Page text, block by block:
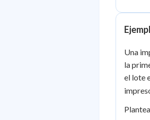
Una
la
el lote